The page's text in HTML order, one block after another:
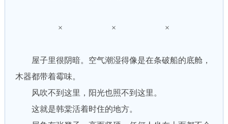
× × ×
屋子里很阴暗。空气潮湿得像是在条破船的底舱，
木器都带着霉味。
风吹不到这里，阳光也照不到这里。
这就是韩棠活着时住的地方。